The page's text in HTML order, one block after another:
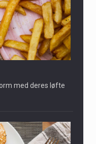
med deres løfte